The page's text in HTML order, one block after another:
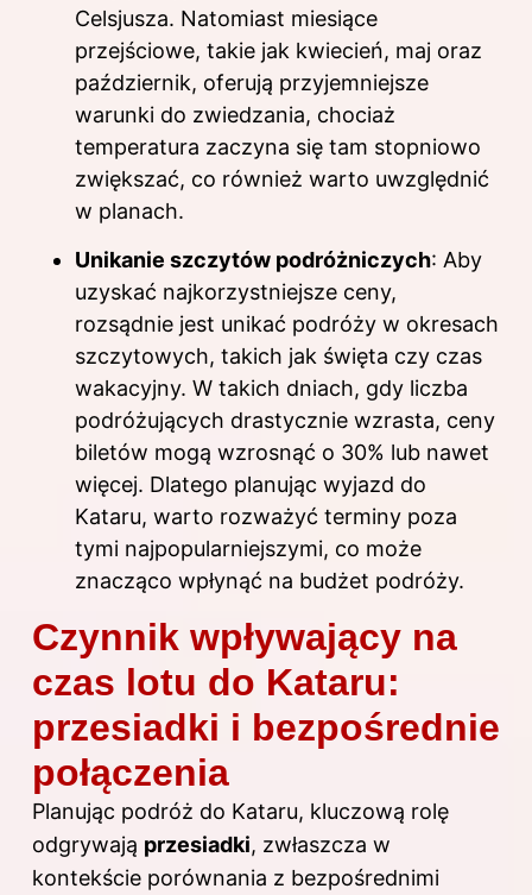
Celsjusza. Natomiast miesiące
przejściowe, takie jak kwiecień, maj oraz
październik, oferują przyjemniejsze
warunki do zwiedzania, chociaż
temperatura zaczyna się tam stopniowo
zwiększać, co również warto uwzględnić
w planach.
Unikanie szczytów podróżniczych: Aby
uzyskać najkorzystniejsze ceny,
rozsądnie jest unikać podróży w okresach
szczytowych, takich jak święta czy czas
wakacyjny. W takich dniach, gdy liczba
podróżujących drastycznie wzrasta, ceny
biletów mogą wzrosnąć o 30% lub nawet
więcej. Dlatego planując wyjazd do
Kataru, warto rozważyć terminy poza
tymi najpopularniejszymi, co może
znacząco wpłynąć na budżet podróży.
Czynnik wpływający na
czas lotu do Kataru:
przesiadki i bezpośrednie
połączenia
Planując podróż do Kataru, kluczową rolę
odgrywają przesiadki, zwłaszcza w
kontekście porównania z bezpośrednimi